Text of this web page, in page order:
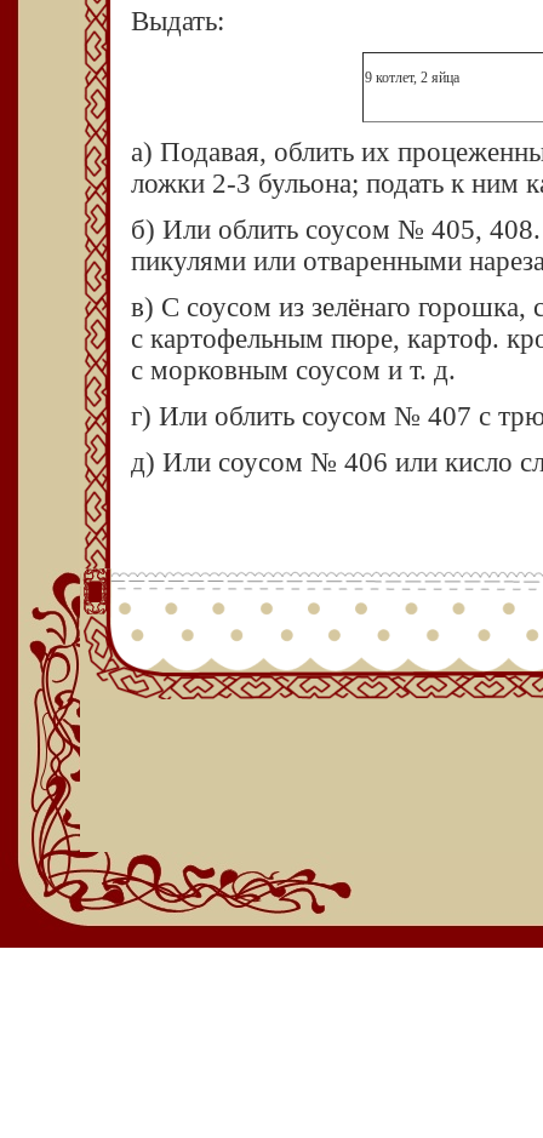
Выдать:
9 котлет, 2 яйца
а) Подавая, облить их
ложки 2-3 бульона; подать к ним
б) Или облить соусом № 405, 408.
пикулями или отваренными
в) С соусом из зелёнаго
с картофельным пюре, картоф.
с морковным соусом и т. д.
г) Или облить соусом № 407 с
д) Или соусом № 406 или кисло